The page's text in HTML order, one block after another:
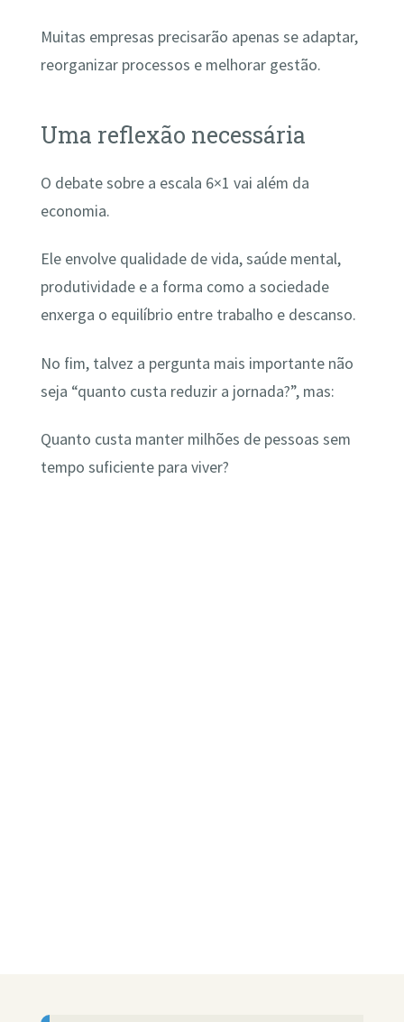
Muitas empresas precisarão apenas se adaptar,
reorganizar processos e melhorar gestão.
Uma reflexão necessária
O debate sobre a escala 6×1 vai além da
economia.
Ele envolve qualidade de vida, saúde mental,
produtividade e a forma como a sociedade
enxerga o equilíbrio entre trabalho e descanso.
No fim, talvez a pergunta mais importante não
seja “quanto custa reduzir a jornada?”, mas:
Quanto custa manter milhões de pessoas sem
tempo suficiente para viver?